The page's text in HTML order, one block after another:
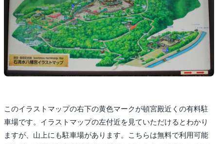
このイラストマップの右下の黄色マークが頓宮殿近くの有料駐
車場です。イラストマップの左付近を見ていただけるとわかり
ますが、山上にも駐車場があります。こちらは無料で利用可能